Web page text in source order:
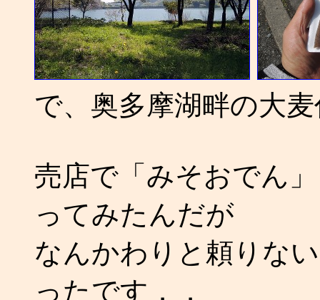
で、奥多摩湖畔の大
売店で「みそおでん
ってみたんだが
なんかわりと頼りな
ったです．．